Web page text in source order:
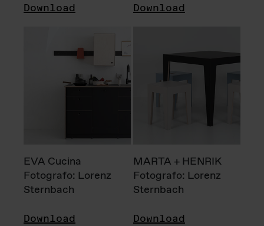
Download Download
EVA Cucina
Fotografo: Lorenz
Sternbach
Download
MARTA + HENRIK
Fotografo: Lorenz
Sternbach
Download